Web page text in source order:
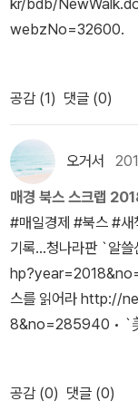
키는 홍보 노하우와
을 기술하고 있다. 이
자 마케팅 전략서라고
버처드는 첫발만 떼
만한 잠재력과 가능성
이 책을 통해 메신저의
계시길 바랍니다^^by
kr/bdb/
webzNo=32600.
공감 (1) 댓글 (0)
오거서
매경 북스 스크랩
#매일경제 #북스 #새
기록…청나라판 `알
hp?year=2018&no=285937‬•‪ 마르크스주
스를 읽어라 http://
8&no=285940 • `美
o.kr/
공감 (0) 댓글 (0)